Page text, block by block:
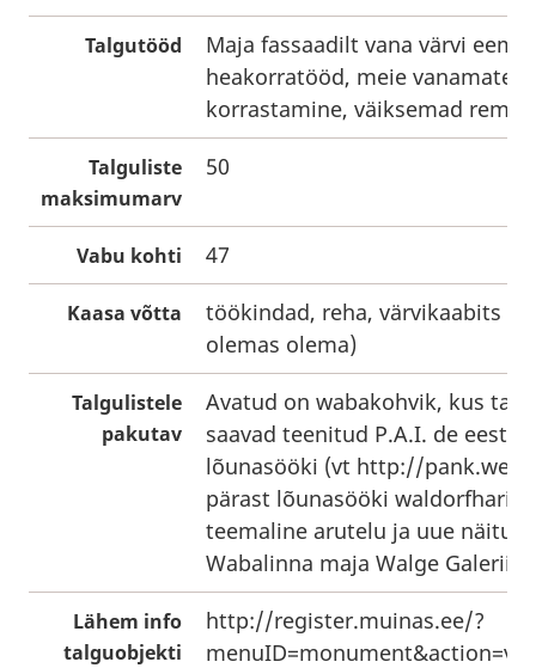
Talgutööd
Maja fassaadilt vana värvi
heakorratööd, meie
korrastamine, väiksemad
Talguliste
maksimumarv
50
Vabu kohti 47
Kaasa võtta
töökindad, reha, värvikaabits
olemas olema)
Talgulistele
pakutav
Avatud on wabakohvik, kus
saavad teenitud P.A.I. de eest
lõunasööki (vt http://
pärast lõunasööki
teemaline arutelu ja uue
Wabalinna maja Walge Galeriis.
Lähem info
talguobjekti
http://register.muinas.ee/?